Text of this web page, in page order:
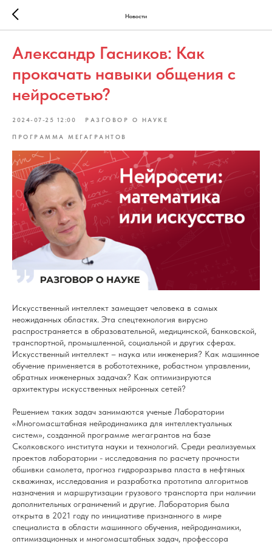
Новости
Александр Гасников: Как
прокачать навыки общения с
нейросетью?
2024-07-25 12:00 РАЗГОВОР О НАУКЕ
ПРОГРАММА МЕГАГРАНТОВ
Искусственный интеллект замещает человека в самых
неожиданных областях. Эта спецтехнология вирусно
распространяется в образовательной, медицинской, банковской,
транспортной, промышленной, социальной и других сферах.
Искусственный интеллект – наука или инженерия? Как машинное
обучение применяется в робототехнике, робастном управлении,
обратных инженерных задачах? Как оптимизируются
архитектуры искусственных нейронных сетей?
Решением таких задач занимаются ученые Лаборатории
«Многомасштабная нейродинамика для интеллектуальных
систем», созданной программе мегагрантов на базе
Сколковского института науки и технологий. Среди реализуемых
проектов лаборатории - исследования по расчету прочности
обшивки самолета, прогноз гидроразрыва пласта в нефтяных
скважинах, исследования и разработка прототипа алгоритмов
назначения и маршрутизации грузового транспорта при наличии
дополнительных ограничений и другие. Лаборатория была
открыта в 2021 году по инициативе признанного в мире
специалиста в области машинного обучения, нейродинамики,
оптимизационных и многомасштабных задач, профессора